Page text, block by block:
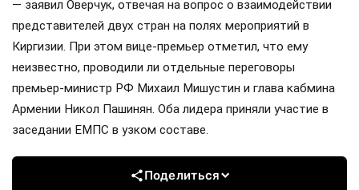
— заявил Оверчук, отвечая на вопрос о взаимодействии
представителей двух стран на полях мероприятий в
Киргизии. При этом вице-премьер отметил, что ему
неизвестно, проводили ли отдельные переговоры
премьер-министр РФ Михаил Мишустин и глава кабмина
Армении Никол Пашинян. Оба лидера приняли участие в
заседании ЕМПС в узком составе.
Поделиться